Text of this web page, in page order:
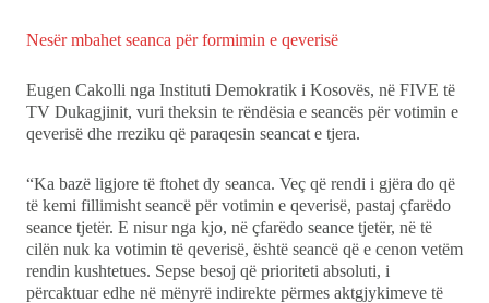
Nesër mbahet seanca për formimin e qeverisë
Eugen Cakolli nga Instituti Demokratik i Kosovës, në FIVE të
TV Dukagjinit, vuri theksin te rëndësia e seancës për votimin e
qeverisë dhe rreziku që paraqesin seancat e tjera.
“Ka bazë ligjore të ftohet dy seanca. Veç që rendi i gjëra do që
të kemi fillimisht seancë për votimin e qeverisë, pastaj çfarëdo
seance tjetër. E nisur nga kjo, në çfarëdo seance tjetër, në të
cilën nuk ka votimin të qeverisë, është seancë që e cenon vetëm
rendin kushtetues. Sepse besoj që prioriteti absoluti, i
përcaktuar edhe në mënyrë indirekte përmes aktgjykimeve të